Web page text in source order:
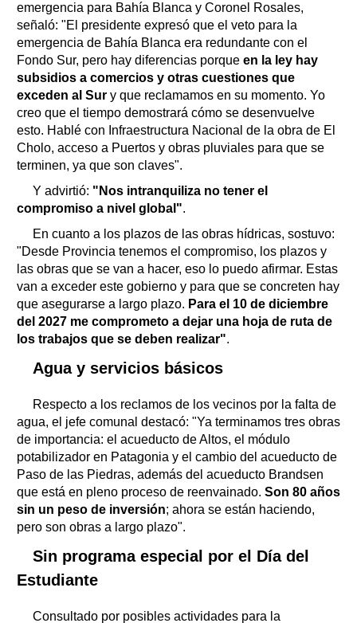
emergencia para Bahía Blanca y Coronel Rosales,
señaló: "El presidente expresó que el veto para la
emergencia de Bahía Blanca era redundante con el
Fondo Sur, pero hay diferencias porque en la ley hay
subsidios a comercios y otras cuestiones que
exceden al Sur y que reclamamos en su momento. Yo
creo que el tiempo demostrará cómo se desenvuelve
esto. Hablé con Infraestructura Nacional de la obra de El
Cholo, acceso a Puertos y obras pluviales para que se
terminen, ya que son claves".
Y advirtió: "Nos intranquiliza no tener el
compromiso a nivel global".
En cuanto a los plazos de las obras hídricas, sostuvo:
"Desde Provincia tenemos el compromiso, los plazos y
las obras que se van a hacer, eso lo puedo afirmar. Estas
van a exceder este gobierno y para que se concreten hay
que asegurarse a largo plazo. Para el 10 de diciembre
del 2027 me comprometo a dejar una hoja de ruta de
los trabajos que se deben realizar".
Agua y servicios básicos
Respecto a los reclamos de los vecinos por la falta de
agua, el jefe comunal destacó: "Ya terminamos tres obras
de importancia: el acueducto de Altos, el módulo
potabilizador en Patagonia y el cambio del acueducto de
Paso de las Piedras, además del acueducto Brandsen
que está en pleno proceso de reenvainado. Son 80 años
sin un peso de inversión; ahora se están haciendo,
pero son obras a largo plazo".
Sin programa especial por el Día del
Estudiante
Consultado por posibles actividades para la